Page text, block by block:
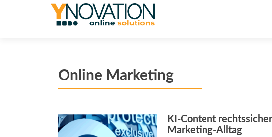
Online Marketing
KI-Content
Marketing-Alltag